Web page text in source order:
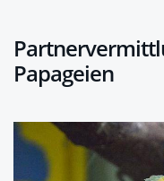
Papageien